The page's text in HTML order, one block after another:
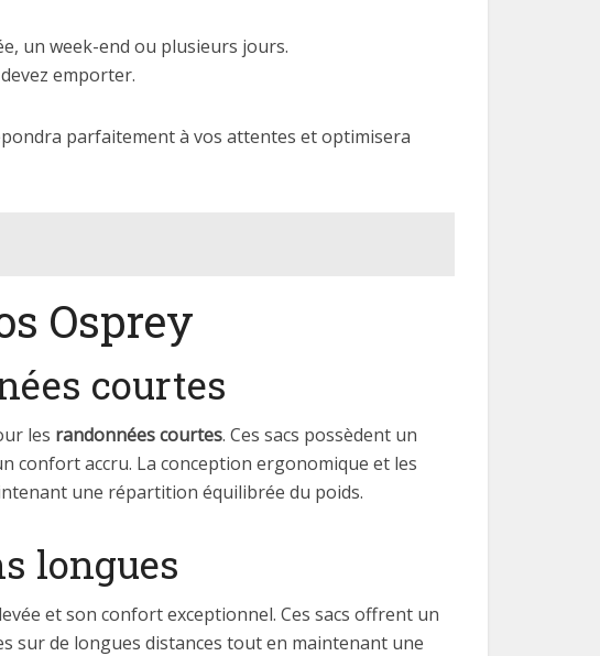
un week-end ou plusieurs jours.
emporter.
parfaitement à vos attentes et optimisera
Osprey
courtes
les randonnées courtes. Ces sacs possèdent un
confort accru. La conception ergonomique et les
une répartition équilibrée du poids.
longues
et son confort exceptionnel. Ces sacs offrent un
sur de longues distances tout en maintenant une